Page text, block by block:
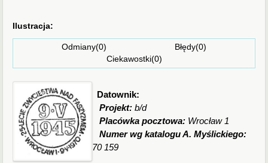
Ilustracja:
Odmiany(0) Błędy(0)
Ciekawostki(0)
Datownik:
Projekt:b/d
Placówka pocztowa: Wrocław 1
Numer wg katalogu A. Myślickiego:
70 159